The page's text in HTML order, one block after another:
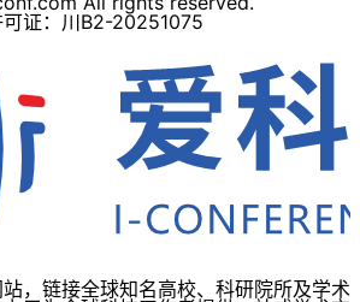
证：川B2-20251075
，链接全球知名高校、科研院所及学术